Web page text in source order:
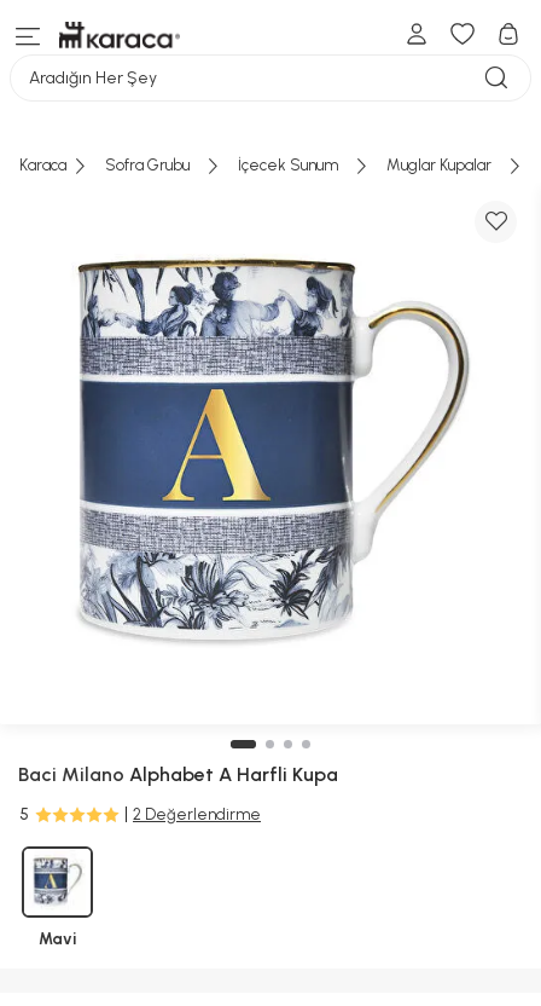
Aradığın Her Şey
Karaca Sofra Grubu İçecek Sunum Muglar Kupalar
Baci Milano Alphabet A Harfli Kupa
5 2 Değerlendirme
Mavi